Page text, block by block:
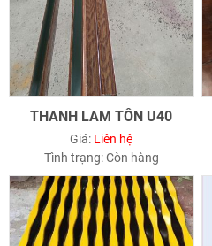
THANH LAM TÔN U40
Giá: Liên hệ
Tình trạng:Còn hàng